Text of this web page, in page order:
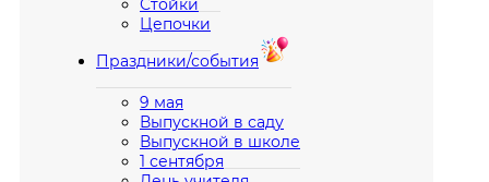
Стойки
Цепочки
Праздники/события
9 мая
Выпускной в саду
Выпускной в школе
1 сентября